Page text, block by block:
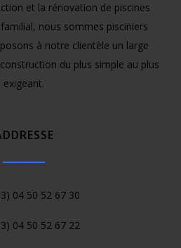
et la rénovation de piscines
nous sommes pisciniers
à notre clientèle un large
du plus simple au plus
exigeant.
04 50 52 67 30
04 50 52 67 22